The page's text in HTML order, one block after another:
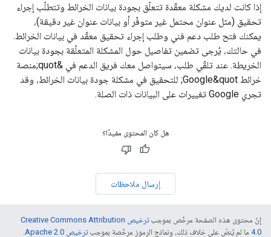
إذا كانت لديك مشكلة معقّدة تتعلّق بجودة بيانات الخرائط وتتطلّب إجراء
تحقيق (مثل عنوان محتمل غير متوفّر أو بيانات عنوان غير دقيقة)،
يمكنك فتح طلب دعم فني وطلب إجراء تحقيق معقّد في بيانات الخرائط.
في حالتك، يُرجى تضمين تفاصيل حول المشكلة المتعلّقة بجودة بيانات
الخريطة. عند تلقّي طلب، سيتواصل معك فريق الدعم في &quot;منصة
خرائط Google&quot; للتحقيق في مشكلة جودة بيانات الخرائط، وقد
تجري Google تغييرات على البيانات ذات الصلة.
هل كان المحتوى مفيدًا؟
إرسال ملاحظات
إنّ محتوى هذه الصفحة مرخّص بموجب
ترخيص Creative Commons Attribution
4.0‏ ما لم يُنصّ على خلاف ذلك، ونماذج الرموز مرخّصة بموجبترخيص Apache 2.0‏